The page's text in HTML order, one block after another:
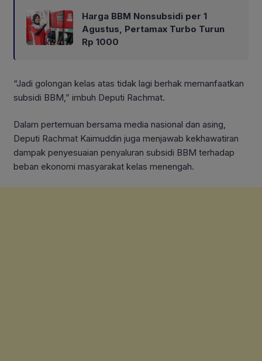
Harga BBM Nonsubsidi per 1
Agustus, Pertamax Turbo Turun
Rp 1000
“Jadi golongan kelas atas tidak lagi berhak memanfaatkan
subsidi BBM,” imbuh Deputi Rachmat.
Dalam pertemuan bersama media nasional dan asing,
Deputi Rachmat Kaimuddin juga menjawab kekhawatiran
dampak penyesuaian penyaluran subsidi BBM terhadap
beban ekonomi masyarakat kelas menengah.